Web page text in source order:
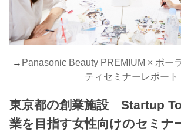
→ Panasonic Beauty PREMIUM × ポー
ティセミナーレポート
東京都の創業施設 Startup
業を目指す女性向けのセミナ